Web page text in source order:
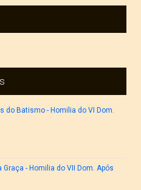
do Batismo - Homilia do VI Dom.
Graça - Homilia do VII Dom. Após